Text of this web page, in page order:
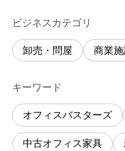
ビジネスカテゴリ
卸売・問屋 商業
キーワード
オフィスバスターズ
中古オフィス家具